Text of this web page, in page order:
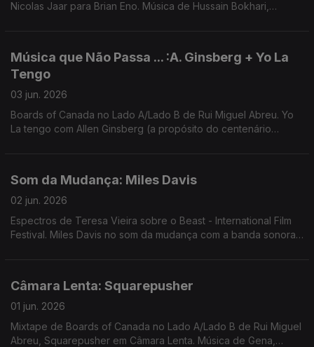
Nicolas Jaar para Brian Eno. Música de Hussain Bokhari,
Música que Não Passa ... :A. Ginsberg + Yo La
Tengo
03 jun. 2026
Boards of Canada no Lado A/Lado B de Rui Miguel Abreu. Yo
La tengo com Allen Ginsberg (a propósito do centenário
Som da Mudança: Miles Davis
02 jun. 2026
Espectros de Teresa Vieira sobre o Beast - International Film
Festival. Miles Davis no som da mudança com a banda sonora
Câmara Lenta: Squarepusher
01 jun. 2026
Mixtape de Boards of Canada no Lado A/Lado B de Rui Miguel
Abreu, Squarepusher em Câmara Lenta. Música de Gena,